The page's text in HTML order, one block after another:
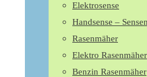
Elektrosense
Handsense –
Rasenmäher
Elektro Rasenmäher
Benzin Rasenmäher